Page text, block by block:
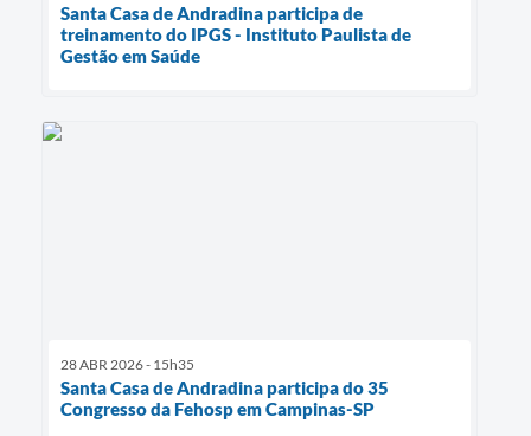
Santa Casa de Andradina participa de
treinamento do IPGS - Instituto Paulista de
Gestão em Saúde
28 ABR 2026 - 15h35
Santa Casa de Andradina participa do 35
Congresso da Fehosp em Campinas-SP